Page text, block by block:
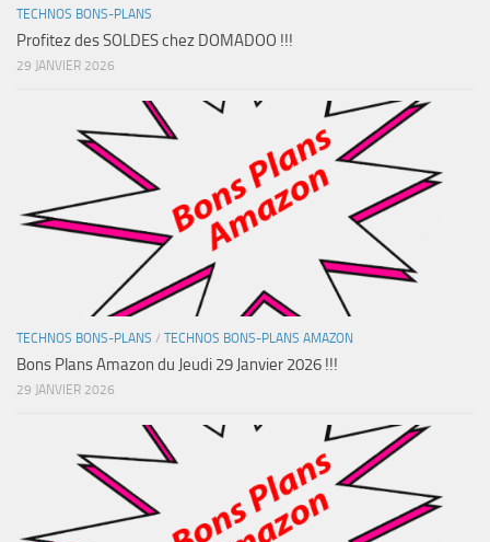
TECHNOS BONS-PLANS
Profitez des SOLDES chez DOMADOO !!!
29 JANVIER 2026
TECHNOS BONS-PLANS / TECHNOS BONS-PLANS AMAZON
Bons Plans Amazon du Jeudi 29 Janvier 2026 !!!
29 JANVIER 2026